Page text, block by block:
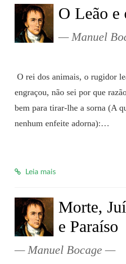
O Leão e
Manuel
engraçou, não sei por que
bem para tirar-lhe a sorna (A
nenhum enfeite adorna):…
Leia mais
Morte,
e Paraíso
Manuel Bocage